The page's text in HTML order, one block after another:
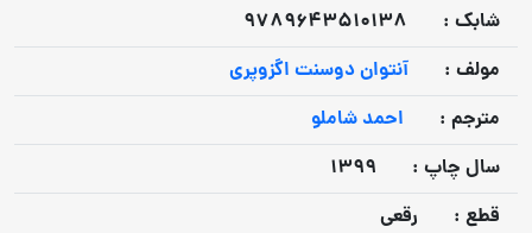
شابک :
9789643510138
مولف :
آنتوان دوسنت اگزوپری
مترجم :
احمد شاملو
سال چاپ :
1399
قطع :
رقعی